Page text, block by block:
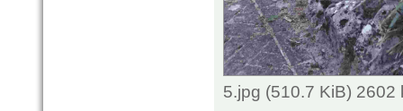
5.jpg (510.7 KiB) 2602